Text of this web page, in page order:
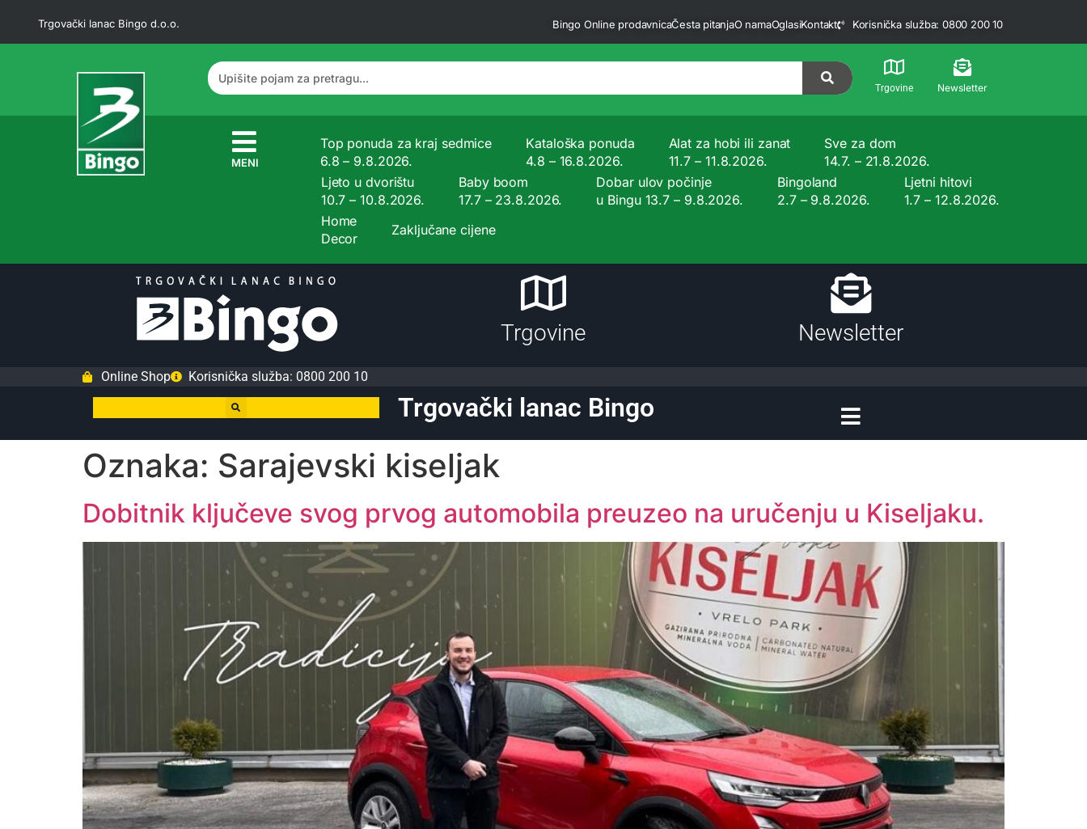
Trgovački lanac Bingo d.o.o. Bingo Online prodavnicaČesta pitanjaO namaOglasiKontakt Korisnička služba: 0800 200 10
Trgovine Newsletter
MENI
Top ponuda za kraj sedmice
6.8 – 9.8.2026.
Kataloška ponuda
4.8 – 16.8.2026.
Alat za hobi ili zanat
11.7 – 11.8.2026.
Sve za dom
14.7. – 21.8.2026.
Ljeto u dvorištu
10.7 – 10.8.2026.
Baby boom
17.7 – 23.8.2026.
Dobar ulov počinje
u Bingu 13.7 – 9.8.2026.
Bingoland
2.7 – 9.8.2026.
Ljetni hitovi
1.7 – 12.8.2026.
Home
Decor
Zaključane cijene
Trgovine Newsletter
Online Shop Korisnička služba: 0800 200 10
Trgovački lanac Bingo
Oznaka: Sarajevski kiseljak
Dobitnik ključeve svog prvog automobila preuzeo na uručenju u Kiseljaku.